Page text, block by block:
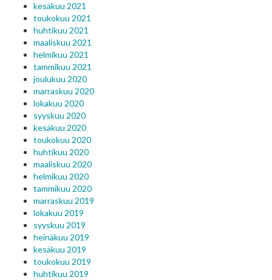
kesäkuu 2021
toukokuu 2021
huhtikuu 2021
maaliskuu 2021
helmikuu 2021
tammikuu 2021
joulukuu 2020
marraskuu 2020
lokakuu 2020
syyskuu 2020
kesäkuu 2020
toukokuu 2020
huhtikuu 2020
maaliskuu 2020
helmikuu 2020
tammikuu 2020
marraskuu 2019
lokakuu 2019
syyskuu 2019
heinäkuu 2019
kesäkuu 2019
toukokuu 2019
huhtikuu 2019